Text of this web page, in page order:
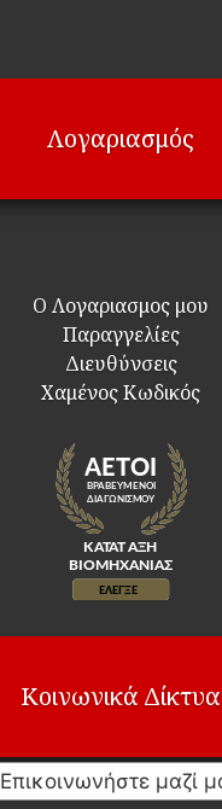
Λογαριασμός
Ο Λογαριασμος μου
Παραγγελίες
Διευθύνσεις
Χαμένος Κωδικός
Κοινωνικά Δίκτυα
Επικοινωνήστε μαζί